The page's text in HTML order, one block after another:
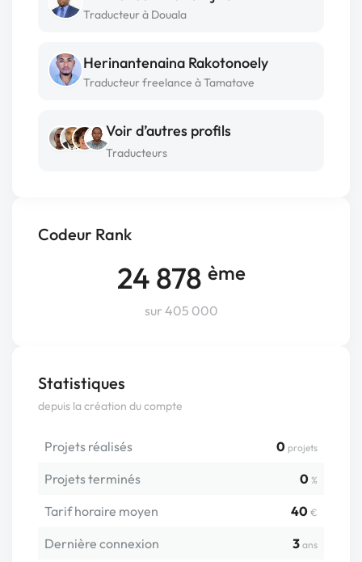
Codeur Rank
24 878 ème
sur 405 000
Statistiques
depuis la création du compte
Projets réalisés 0 projets
Projets terminés 0 %
Tarif horaire moyen 40 €
Dernière connexion 3 ans
Traducteur à Douala
Herinantenaina Rakotonoely
Traducteur freelance à Tamatave
Voir d’autres profils
Traducteurs